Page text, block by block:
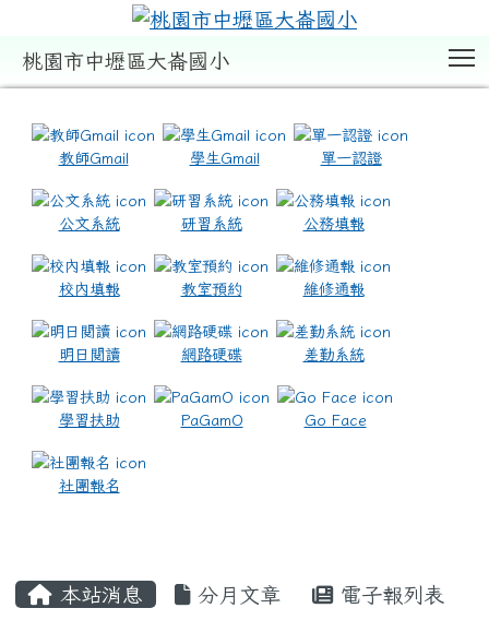
桃園市中壢區大崙國小
教師Gmail 學生Gmail 單一認證
公文系統 研習系統 公務填報
校內填報 教室預約 維修通報
明日閱讀 網路硬碟 差勤系統
學習扶助 PaGamO Go Face
社團報名
本站消息 分月文章 電子報列表